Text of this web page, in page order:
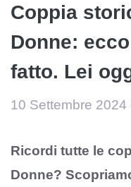
Coppia
Donne:
fatto. Lei
10 Settembre 2024
Ricordi tutte le
Donne?